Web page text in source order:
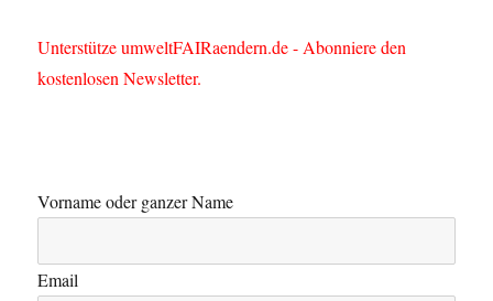
Unterstütze umweltFAIRaendern.de - Abonniere den
kostenlosen Newsletter.
Vorname oder ganzer Name
Email